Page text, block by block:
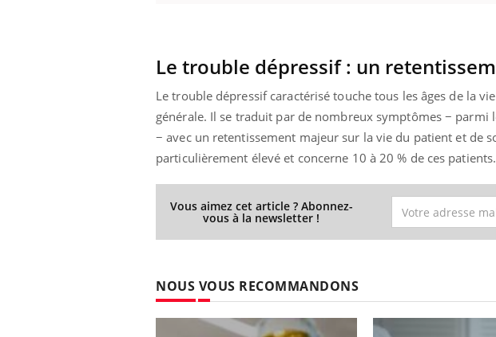
Le trouble dépressif : un
Le trouble dépressif caractérisé touche tous les âges de la
générale. Il se traduit par de nombreux symptômes −
− avec un retentissement majeur sur la vie du patient et de
particulièrement élevé et concerne 10 à 20 % de ces patients.
Vous aimez cet article ? Abonnez-
vous à la newsletter !
NOUS VOUS RECOMMANDONS